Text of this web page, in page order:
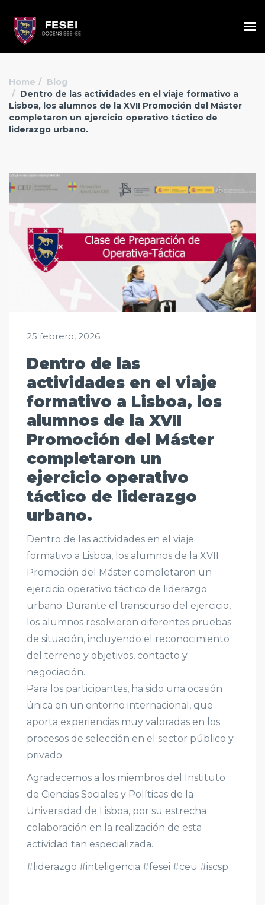
Home
Blog
Dentro de las actividades en el viaje formativo a
Lisboa, los alumnos de la XVII Promoción del Máster
completaron un ejercicio operativo táctico de
liderazgo urbano.
25 febrero, 2026
Dentro de las
actividades en el viaje
formativo a Lisboa, los
alumnos de la XVII
Promoción del Máster
completaron un
ejercicio operativo
táctico de liderazgo
urbano.
Dentro de las actividades en el viaje
formativo a Lisboa, los alumnos de la XVII
Promoción del Máster completaron un
ejercicio operativo táctico de liderazgo
urbano. Durante el transcurso del ejercicio,
los alumnos resolvieron diferentes pruebas
de situación, incluyendo el reconocimiento
del terreno y objetivos, contacto y
negociación.
Para los participantes, ha sido una ocasión
única en un entorno internacional, que
aporta experiencias muy valoradas en los
procesos de selección en el sector público y
privado.
Agradecemos a los miembros del Instituto
de Ciencias Sociales y Políticas de la
Universidad de Lisboa, por su estrecha
colaboración en la realización de esta
actividad tan especializada.
#liderazgo #inteligencia #fesei #ceu #iscsp